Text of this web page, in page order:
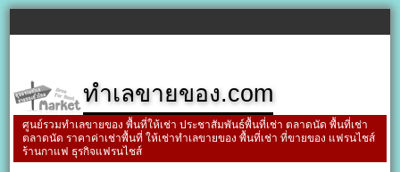
ทำเลขายของ.com
ศูนย์รวมทำเลขายของ พื้นที่ให้เช่า ประชาสัมพันธ์พื้นที่เช่า ตลาดนัด พื้นที่เช่า
ตลาดนัด ราคาค่าเช่าพื้นที่ ให้เช่าทำเลขายของ พื้นที่เช่า ที่ขายของ แฟรนไชส์
ร้านกาแฟ ธุรกิจแฟรนไชส์